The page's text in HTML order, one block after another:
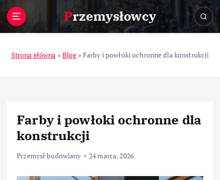
Przemysłowcy
Strona główna » Blog» Farby i powłoki ochronne dla konstrukcji
Farby i powłoki ochronne dla
konstrukcji
Przemysł budowlany 24 marca, 2026